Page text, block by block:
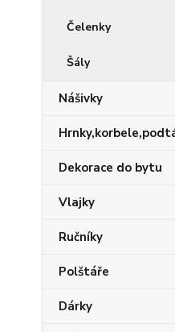
Čelenky
Šály
Nášivky
Dekorace do bytu
Vlajky
Ručníky
Polštáře
Dárky